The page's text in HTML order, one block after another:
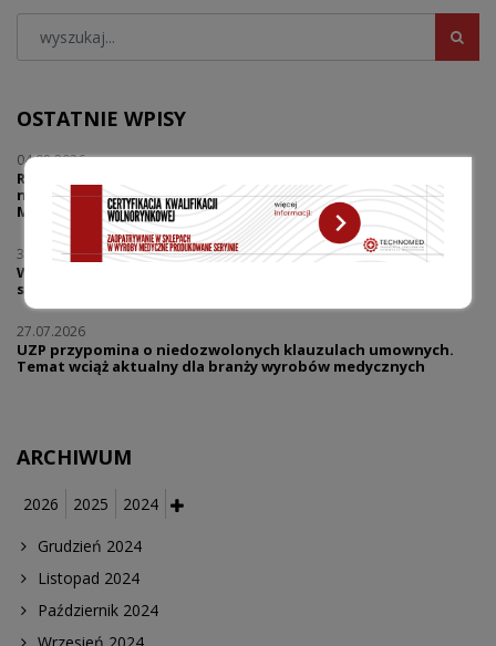
OSTATNIE WPISY
04.08.2026
Regulacje, finanse i innowacje - jak zmiany prawne wpływają
na dostęp pacjentów do nowych technologii? Wywiad z mec.
Marcinem Pieklakiem
30.07.2026
Warsztaty | Dialog w reklamie - prawo i praktyka | Reklama
sklepów medycznych co wolno, a gdzie zaczyna się ryzyko?
27.07.2026
UZP przypomina o niedozwolonych klauzulach umownych.
Temat wciąż aktualny dla branży wyrobów medycznych
ARCHIWUM
2026 2025 2024
Grudzień 2024
Listopad 2024
Październik 2024